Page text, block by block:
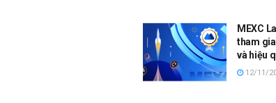
MEXC
tham
và hiệu
12/11/